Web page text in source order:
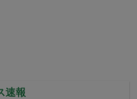
速報